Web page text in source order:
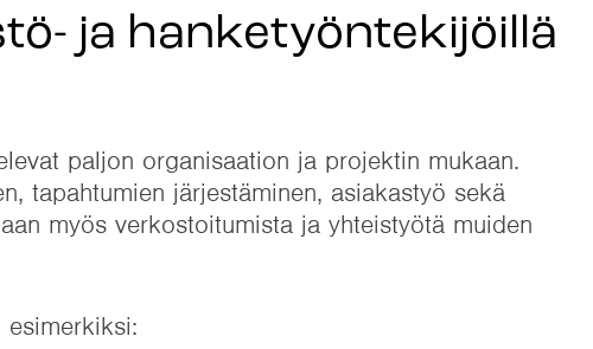
ja hanketyöntekijöillä
paljon organisaation ja projektin mukaan.
tapahtumien järjestäminen, asiakastyö sekä
myös verkostoitumista ja yhteistyötä muiden